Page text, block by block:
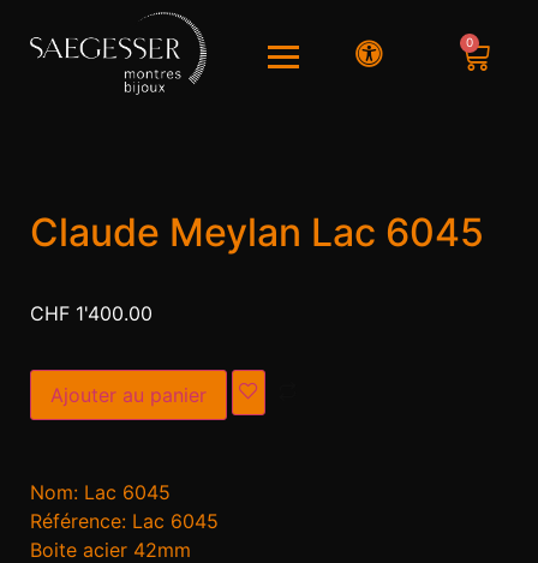
0
Claude Meylan Lac 6045
CHF 1'400.00
Ajouter au panier
Nom: Lac 6045
Référence: Lac 6045
Boite acier 42mm